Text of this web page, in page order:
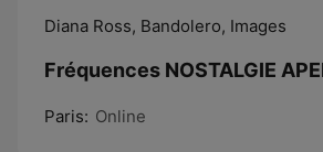
Diana Ross, Bandolero, Images
Fréquences NOSTALGIE
Paris: Online